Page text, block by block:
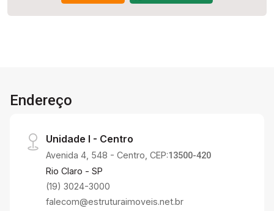
Endereço
Unidade I - Centro
Avenida 4, 548 - Centro, CEP:13500-420
Rio Claro - SP
(19) 3024-3000
falecom@estruturaimoveis.net.br